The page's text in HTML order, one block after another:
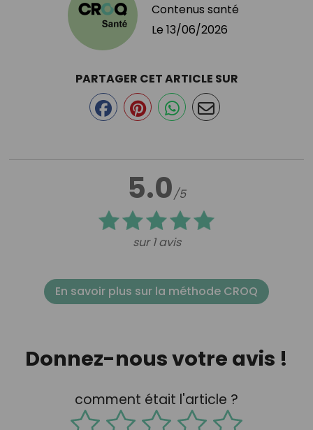
Contenus santé
Le 13/06/2026
5.0/5
sur 1 avis
PARTAGER CET ARTICLE SUR
En savoir plus sur la méthode CROQ
Donnez-nous votre avis !
comment était l'article ?